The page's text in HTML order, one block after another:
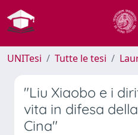
UNITesi Tutte le tesi
"Liu Xiaobo e i
vita in difesa
Cina"